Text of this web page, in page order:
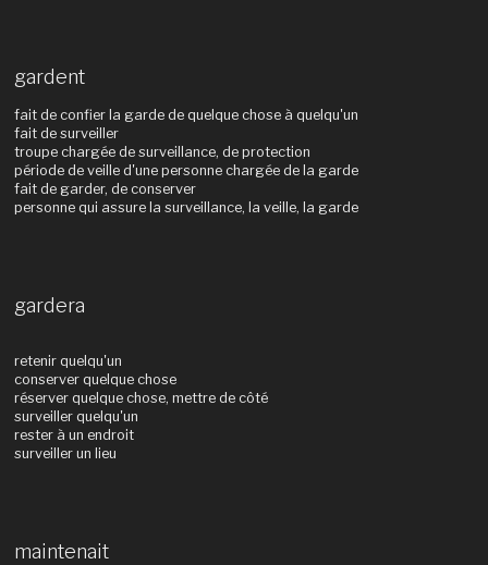
gardent
fait de confier la garde de quelque chose à quelqu'un
fait de surveiller
troupe chargée de surveillance, de protection
période de veille d'une personne chargée de la garde
fait de garder, de conserver
personne qui assure la surveillance, la veille, la garde
gardera
retenir quelqu'un
conserver quelque chose
réserver quelque chose, mettre de côté
surveiller quelqu'un
rester à un endroit
surveiller un lieu
maintenait